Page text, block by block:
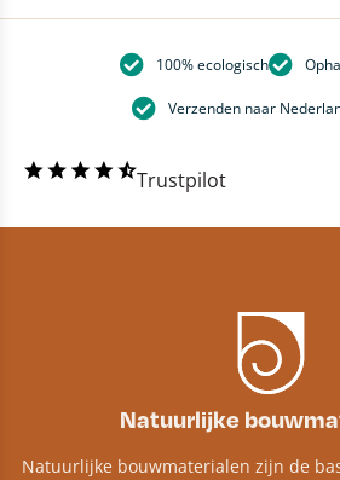
100% ecologisch
Verzenden naar
Trustpilot
Natuurlijke
Natuurlijke bouwmaterialen zijn de